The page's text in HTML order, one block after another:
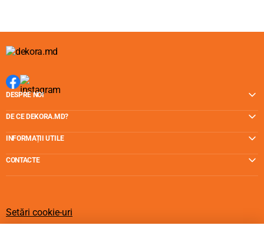
DESPRE NOI
DE CE DEKORA.MD?
INFORMAȚII UTILE
CONTACTE
Setări cookie-uri